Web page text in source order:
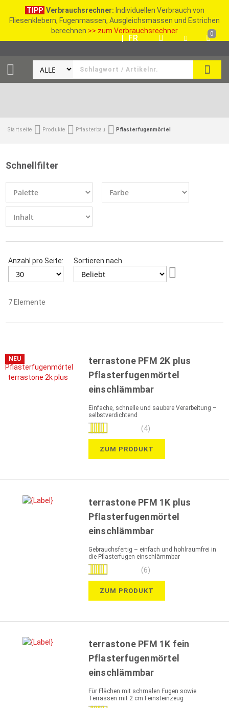
TIPP Verbrauchsrechner: Individuellen Verbrauch von
Fliesenklebern, Fugenmassen, Ausgleichsmassen und Estrichen
berechnen >> zum Verbrauchsrechner
SUCHE
| FR 0
Startseite Produkte Pflasterbau Pflasterfugenmörtel
Schnellfilter
Anzahl pro Seite:
Sortieren nach
7 Elemente
NEU
terrastone PFM 2K plus
Pflasterfugenmörtel
einschlämmbar
Einfache, schnelle und saubere Verarbeitung –
selbstverdichtend
Bewertung:
95%
(4)
ZUM PRODUKT
terrastone PFM 1K plus
Pflasterfugenmörtel
einschlämmbar
Gebrauchsfertig – einfach und hohlraumfrei in
die Pflasterfugen einschlämmbar
Bewertung:
87%
(6)
ZUM PRODUKT
terrastone PFM 1K fein
Pflasterfugenmörtel
einschlämmbar
Für Flächen mit schmalen Fugen sowie
Terrassen mit 2 cm Feinsteinzeug